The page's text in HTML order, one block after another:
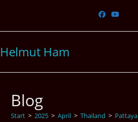
springen
Helmut Ham
Blog
Start > 2025 > April > Thailand > Pattaya